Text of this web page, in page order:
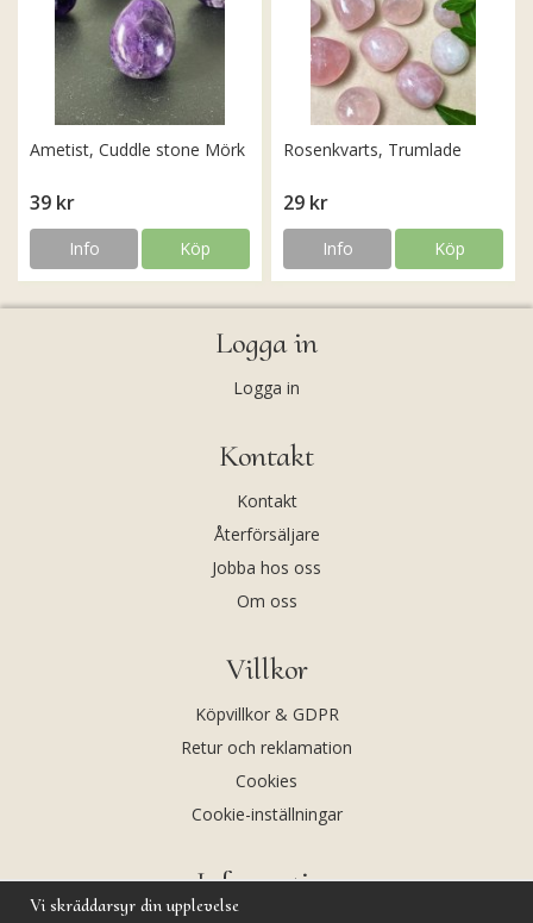
Ametist, Cuddle stone Mörk
39 kr
Info Köp
Rosenkvarts, Trumlade
29 kr
Info Köp
Logga in
Logga in
Kontakt
Kontakt
Återförsäljare
Jobba hos oss
Om oss
Villkor
Köpvillkor & GDPR
Retur och reklamation
Cookies
Cookie-inställningar
Information
Vi skräddarsyr din upplevelse